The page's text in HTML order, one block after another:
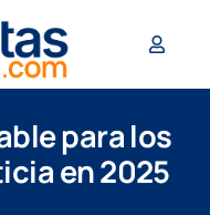
para los
en 2025